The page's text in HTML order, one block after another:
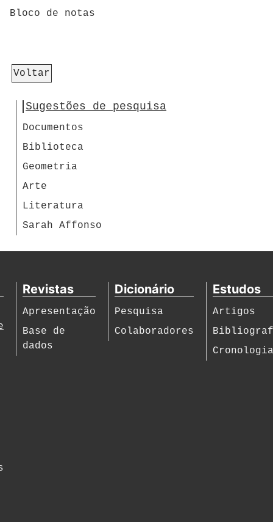
Bloco de notas
Voltar
Sugestões de pesquisa
Documentos
Biblioteca
Geometria
Arte
Literatura
Sarah Affonso
Revistas
Apresentação
Base de
dados
Dicionário
Pesquisa
Colaboradores
Estudos
Artigos